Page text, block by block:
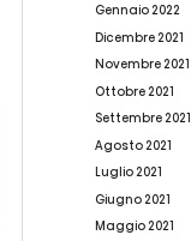
Gennaio 2022
Dicembre 2021
Novembre 2021
Ottobre 2021
Settembre 2021
Agosto 2021
Luglio 2021
Giugno 2021
Maggio 2021